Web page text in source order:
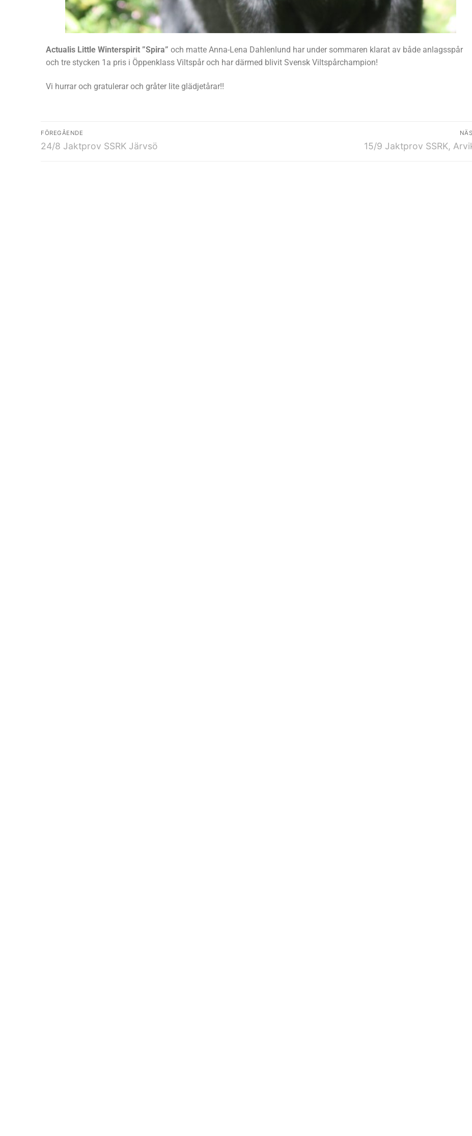
Actualis Little Winterspirit ”Spira” och matte Anna-Lena Dahlenlund har under sommaren klarat av både anlagsspår
och tre stycken 1a pris i Öppenklass Viltspår och har därmed blivit Svensk Viltspårchampion!
Vi hurrar och gratulerar och gråter lite glädjetårar!!
FÖREGÅENDE
24/8 Jaktprov SSRK Järvsö 15/9 Jaktprov SSRK,